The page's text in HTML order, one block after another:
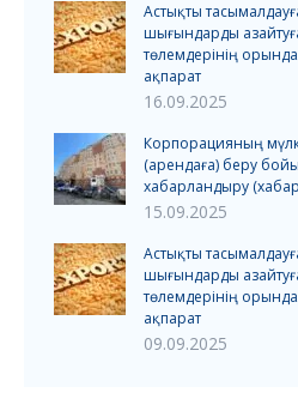
Астықты
шығындарды
төлемдерінің
ақпарат
16.09.2025
Корпорацияның
(арендаға) беру
хабарландыру
15.09.2025
Астықты
шығындарды
төлемдерінің
ақпарат
09.09.2025